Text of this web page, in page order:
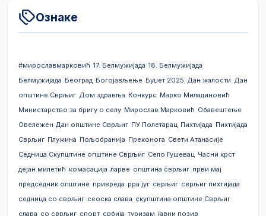
Ознаке
#мирославмарковић 17. Белмужијада 18. Белмужијада
Белмужијада Београд Богојављење Буџет 2025 Дан жалости Дан
општине Сврљиг Дом здравља Конкурс Марко Миладиновић
Министарство за бригу о селу Мирослав Марковић Обавештење
Овележен Дан општине Сврљиг ПУ Полетарац Пихтијада Пихтијада
Сврљиг Плужина Пољобранија Преконога Свети Атанасије
Седница Скупштине општине Сврљиг Село Гушевац Часни крст
дејан милетић комасација ларве општина сврљиг први мај
председник општине привреда рра југ сврљиг сврљиг пихтијада
седница со сврљиг сеоска слава скупштина општине Сврљиг
слава со сврљиг спорт србија туризам јавни позив